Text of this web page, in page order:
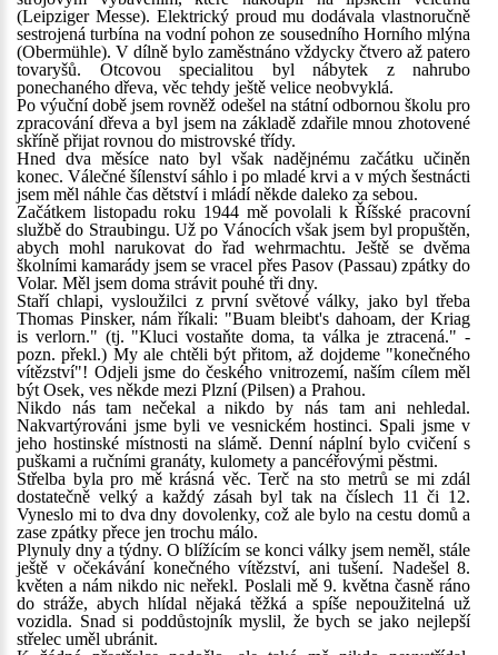
(Leipziger Messe). Elektrický proud mu dodávala vlastnoručně
sestrojená turbína na vodní pohon ze sousedního Horního mlýna
(Obermühle). V dílně bylo zaměstnáno vždycky čtvero až patero
tovaryšů. Otcovou specialitou byl nábytek z nahrubo
ponechaného dřeva, věc tehdy ještě velice neobvyklá.
Po výuční době jsem rovněž odešel na státní odbornou školu pro
zpracování dřeva a byl jsem na základě zdařile mnou zhotovené
skříně přijat rovnou do mistrovské třídy.
Hned dva měsíce nato byl však nadějnému začátku učiněn
konec. Válečné šílenství sáhlo i po mladé krvi a v mých šestnácti
jsem měl náhle čas dětství i mládí někde daleko za sebou.
Začátkem listopadu roku 1944 mě povolali k Říšské pracovní
službě do Straubingu. Už po Vánocích však jsem byl propuštěn,
abych mohl narukovat do řad wehrmachtu. Ještě se dvěma
školními kamarády jsem se vracel přes Pasov (Passau) zpátky do
Volar. Měl jsem doma strávit pouhé tři dny.
Staří chlapi, vysloužilci z první světové války, jako byl třeba
Thomas Pinsker, nám říkali: "Buam bleibt's dahoam, der Kriag
is verlorn." (tj. "Kluci vostaňte doma, ta válka je ztracená." -
pozn. překl.) My ale chtěli být přitom, až dojdeme "konečného
vítězství"! Odjeli jsme do českého vnitrozemí, naším cílem měl
být Osek, ves někde mezi Plzní (Pilsen) a Prahou.
Nikdo nás tam nečekal a nikdo by nás tam ani nehledal.
Nakvartýrováni jsme byli ve vesnickém hostinci. Spali jsme v
jeho hostinské místnosti na slámě. Denní náplní bylo cvičení s
puškami a ručními granáty, kulomety a pancéřovými pěstmi.
Střelba byla pro mě krásná věc. Terč na sto metrů se mi zdál
dostatečně velký a každý zásah byl tak na číslech 11 či 12.
Vyneslo mi to dva dny dovolenky, což ale bylo na cestu domů a
zase zpátky přece jen trochu málo.
Plynuly dny a týdny. O blížícím se konci války jsem neměl, stále
ještě v očekávání konečného vítězství, ani tušení. Nadešel 8.
květen a nám nikdo nic neřekl. Poslali mě 9. května časně ráno
do stráže, abych hlídal nějaká těžká a spíše nepoužitelná už
vozidla. Snad si poddůstojník myslil, že bych se jako nejlepší
střelec uměl ubránit.